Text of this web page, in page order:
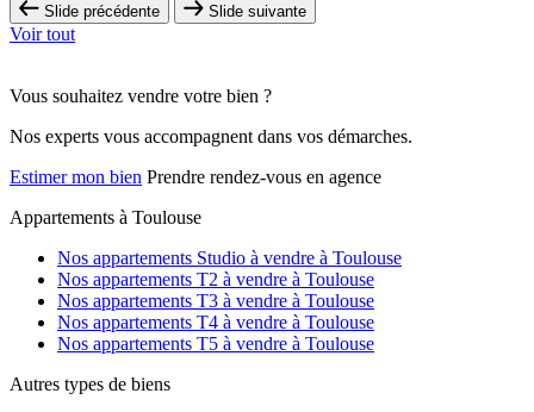
Slide précédente Slide suivante
Voir tout
Vous souhaitez vendre votre bien ?
Nos experts vous accompagnent dans vos démarches.
Estimer mon bien Prendre rendez-vous en agence
Appartements à Toulouse
Nos appartements Studio à vendre à Toulouse
Nos appartements T2 à vendre à Toulouse
Nos appartements T3 à vendre à Toulouse
Nos appartements T4 à vendre à Toulouse
Nos appartements T5 à vendre à Toulouse
Autres types de biens